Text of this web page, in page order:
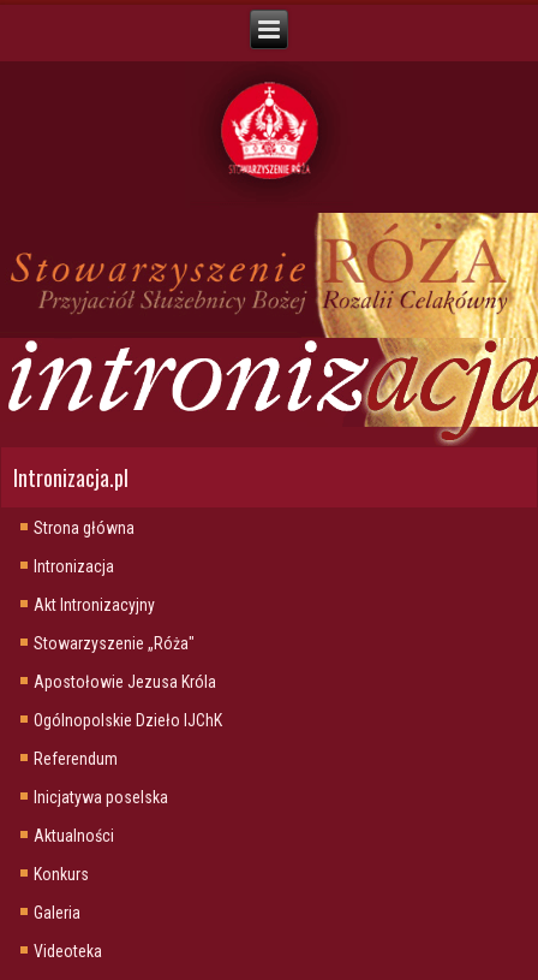
Intronizacja.pl
Strona główna
Intronizacja
Akt Intronizacyjny
Stowarzyszenie „Róża"
Apostołowie Jezusa Króla
Ogólnopolskie Dzieło IJChK
Referendum
Inicjatywa poselska
Aktualności
Konkurs
Galeria
Videoteka